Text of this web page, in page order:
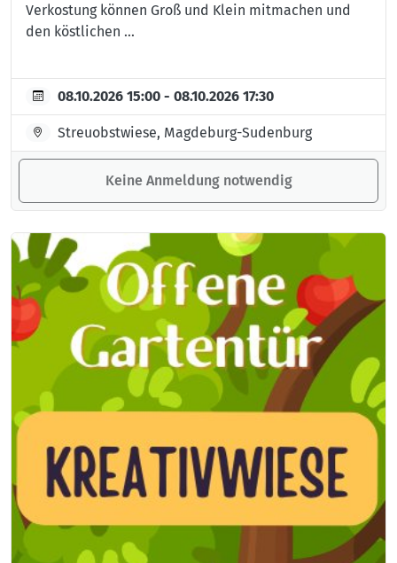
Verkostung können Groß und Klein mitmachen und
den köstlichen ...
08.10.2026 15:00 - 08.10.2026 17:30
Streuobstwiese, Magdeburg-Sudenburg
Keine Anmeldung notwendig